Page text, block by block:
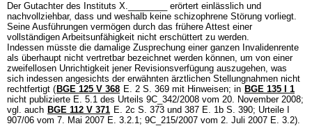
Der Gutachter des Instituts X.________ erörtert einlässlich und
nachvollziehbar, dass und weshalb keine schizophrene Störung vorliegt.
Seine Ausführungen vermögen durch das frühere Attest einer
vollständigen Arbeitsunfähigkeit nicht erschüttert zu werden.
Indessen müsste die damalige Zusprechung einer ganzen Invalidenrente
als überhaupt nicht vertretbar bezeichnet werden können, um von einer
zweifellosen Unrichtigkeit jener Revisionsverfügung auszugehen, was
sich indessen angesichts der erwähnten ärztlichen Stellungnahmen nicht
rechtfertigt ( BGE 125 V 368 E. 2 S. 369 mit Hinweisen; in BGE 135 I 1
nicht publizierte E. 5.1 des Urteils 9C_342/2008 vom 20. November 2008;
vgl. auch BGE 112 V 371 E. 2c S. 373 und 387 E. 1b S. 390; Urteile I
907/06 vom 7. Mai 2007 E. 3.2.1; 9C_215/2007 vom 2. Juli 2007 E. 3.2).